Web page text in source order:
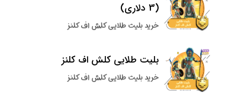
(3 دلاری)
خرید بلیت طلایی کلش اف کلنز
بلیت طلایی کلش اف کلنز
خرید بلیت طلایی کلش اف کلنز